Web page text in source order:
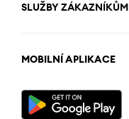
SLUŽBY ZÁKAZNÍKŮM
MOBILNÍ APLIKACE